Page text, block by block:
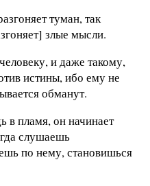
туман, так
злые мысли.
и даже такому,
истины, ибо ему не
обманут.
в пламя, он начинает
слушаешь
по нему, становишься